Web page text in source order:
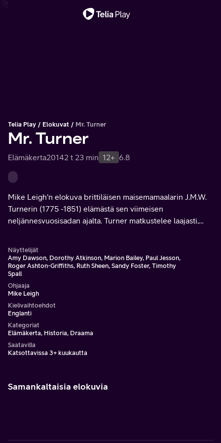
Telia Play Elokuvat Mr. Turner
Mr. Turner
Elämäkerta20142 t 23 min 12+ 6.8
Mike Leigh'n elokuva brittiläisen maisemamaalarin J.M.W.
Turnerin (1775 -1851) elämästä sen viimeisen
neljännesvuosisadan ajalta. Turner matkustelee laajasti,
Näyttelijät
Amy Dawson, Dorothy Atkinson, Marion Bailey, Paul Jesson,
Roger Ashton-Griffiths, Ruth Sheen, Sandy Foster, Timothy
Spall
Ohjaaja
Mike Leigh
Kielivaihtoehdot
Englanti
Kategoriat
Elämäkerta, Historia, Draama
Saatavilla
Katsottavissa 3+ kuukautta
Samankaltaisia elokuvia